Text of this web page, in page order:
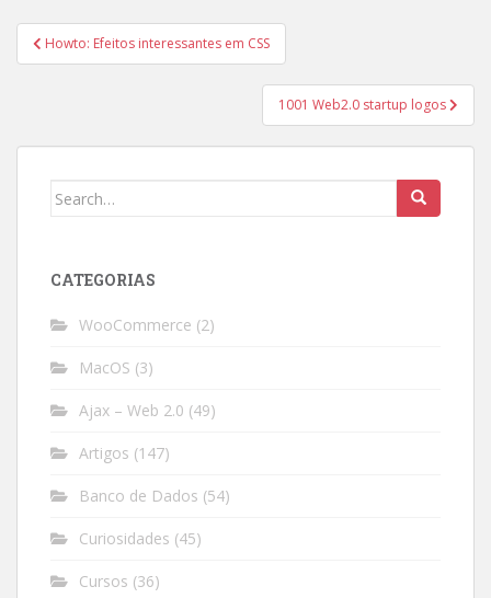
Post
navigation
Howto: Efeitos interessantes em CSS
1001 Web2.0 startup logos
Search
CATEGORIAS
WooCommerce (2)
MacOS (3)
Ajax – Web 2.0 (49)
Artigos (147)
Banco de Dados (54)
Curiosidades (45)
Cursos (36)